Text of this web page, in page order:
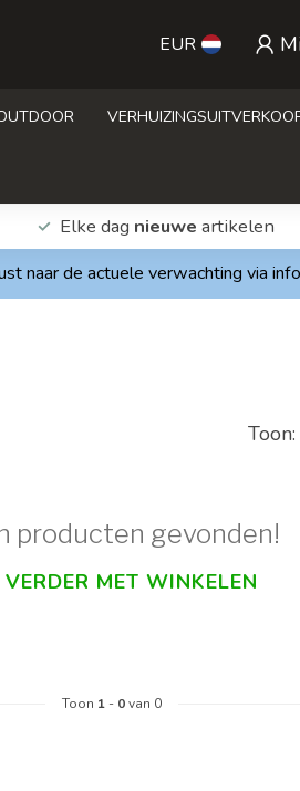
EUR
Elke dag nieuwe artikelen
naar de actuele verwachting via
Toon:
producten gevonden!
MET WINKELEN
Toon 1 - 0van 0